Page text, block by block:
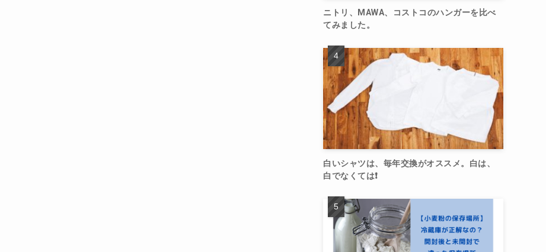
ニトリ、MAWA、コストコのハンガーを比べ
てみました。
白いシャツは、毎年交換がオススメ。白は、
白でなくては❗️